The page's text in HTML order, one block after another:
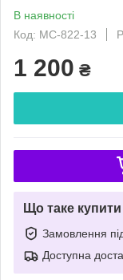
В наявності
Код: MC-822-13
1 200 ₴
Що таке
Замовлення
Доступна